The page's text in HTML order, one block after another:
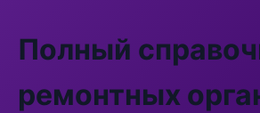
Полный
ремонтных